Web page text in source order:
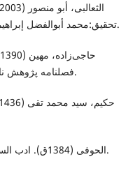
تحقیق:محمد أبوالفضل إبراهیم، الطبعه الأولی. بیروت: المکتبه العصریه.
فصلنامه پژوهش نامه علوی، دوره2، شماره 2، صص 25-41.
الحوفى (1384ق). ادب السياسه في العصر الأموى، مصر: دارالنهضه.